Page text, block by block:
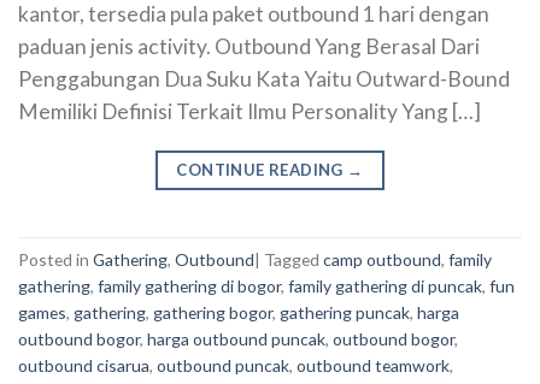
kantor, tersedia pula paket outbound 1 hari dengan
paduan jenis activity. Outbound Yang Berasal Dari
Penggabungan Dua Suku Kata Yaitu Outward-Bound
Memiliki Definisi Terkait Ilmu Personality Yang […]
CONTINUE READING →
Posted in Gathering, Outbound| Tagged camp outbound, family
gathering, family gathering di bogor, family gathering di puncak, fun
games, gathering, gathering bogor, gathering puncak, harga
outbound bogor, harga outbound puncak, outbound bogor,
outbound cisarua, outbound puncak, outbound teamwork,